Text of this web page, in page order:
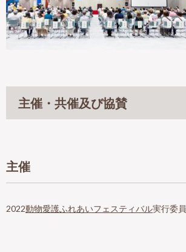
主催・共催及び協賛
主催
2022動物愛護ふれあいフェスティバル実行委員